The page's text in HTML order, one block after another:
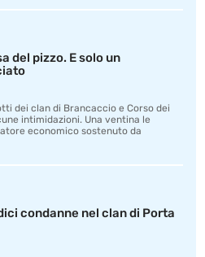
del pizzo. E solo un
dei clan di Brancaccio e Corso dei
intimidazioni. Una ventina le
economico sostenuto da
condanne nel clan di Porta